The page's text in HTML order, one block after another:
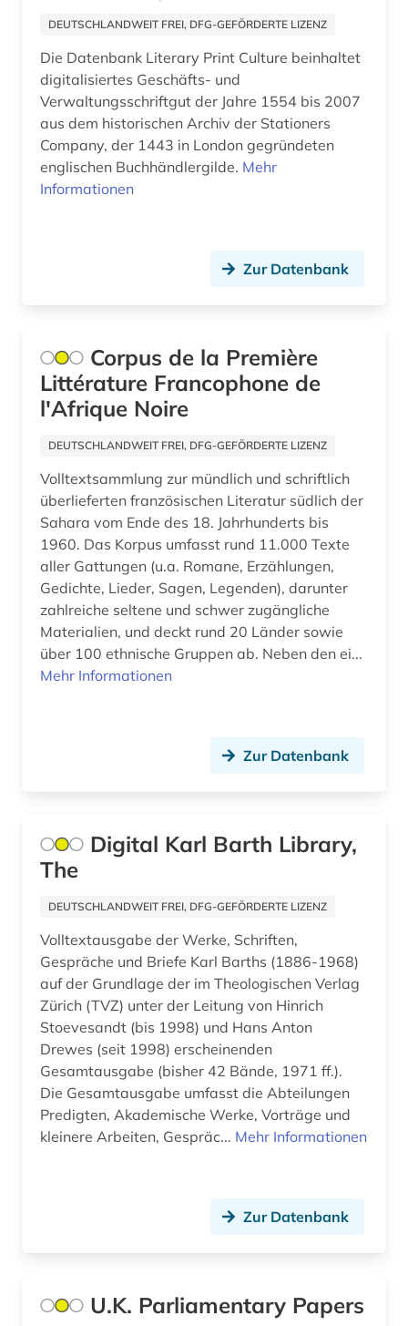
forschung (1)
fortifikation (1)
fotografie (2)
französisch (5)
frau (1)
frauen (1)
frauenbewegung (5)
frauenforschung (1)
frauenfrage (2)
freier deutscher gewerkschaftsbund (1)
freiwilliger (1)
freizeit (1)
friede (1)
friedensvertrag (1)
frühes christentum (1)
funde (1)
galloromanistik (6)
garcía márquez (1)
gebäude (1)
gedächtnis (2)
gender (1)
DEUTSCHLANDWEIT FREI, DFG-GEFÖRDERTE LIZENZ
Die Datenbank Literary Print Culture beinhaltet
digitalisiertes Geschäfts- und
Verwaltungsschriftgut der Jahre 1554 bis 2007
aus dem historischen Archiv der Stationers
Company, der 1443 in London gegründeten
englischen Buchhändlergilde. Mehr
Informationen
Zur Datenbank
Corpus de la Première
Littérature Francophone de
l'Afrique Noire
DEUTSCHLANDWEIT FREI, DFG-GEFÖRDERTE LIZENZ
Volltextsammlung zur mündlich und schriftlich
überlieferten französischen Literatur südlich der
Sahara vom Ende des 18. Jahrhunderts bis
1960. Das Korpus umfasst rund 11.000 Texte
aller Gattungen (u.a. Romane, Erzählungen,
Gedichte, Lieder, Sagen, Legenden), darunter
zahlreiche seltene und schwer zugängliche
Materialien, und deckt rund 20 Länder sowie
über 100 ethnische Gruppen ab. Neben den ei...
Mehr Informationen
Zur Datenbank
Digital Karl Barth Library,
The
DEUTSCHLANDWEIT FREI, DFG-GEFÖRDERTE LIZENZ
Volltextausgabe der Werke, Schriften,
Gespräche und Briefe Karl Barths (1886-1968)
auf der Grundlage der im Theologischen Verlag
Zürich (TVZ) unter der Leitung von Hinrich
Stoevesandt (bis 1998) und Hans Anton
Drewes (seit 1998) erscheinenden
Gesamtausgabe (bisher 42 Bände, 1971 ff.).
Die Gesamtausgabe umfasst die Abteilungen
Predigten, Akademische Werke, Vorträge und
kleinere Arbeiten, Gespräc... Mehr Informationen
Zur Datenbank
U.K. Parliamentary Papers